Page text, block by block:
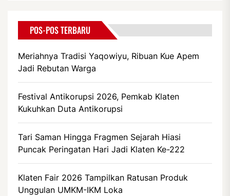
POS-POS TERBARU
Meriahnya Tradisi Yaqowiyu, Ribuan Kue Apem
Jadi Rebutan Warga
Festival Antikorupsi 2026, Pemkab Klaten
Kukuhkan Duta Antikorupsi
Tari Saman Hingga Fragmen Sejarah Hiasi
Puncak Peringatan Hari Jadi Klaten Ke-222
Klaten Fair 2026 Tampilkan Ratusan Produk
Unggulan UMKM-IKM Loka